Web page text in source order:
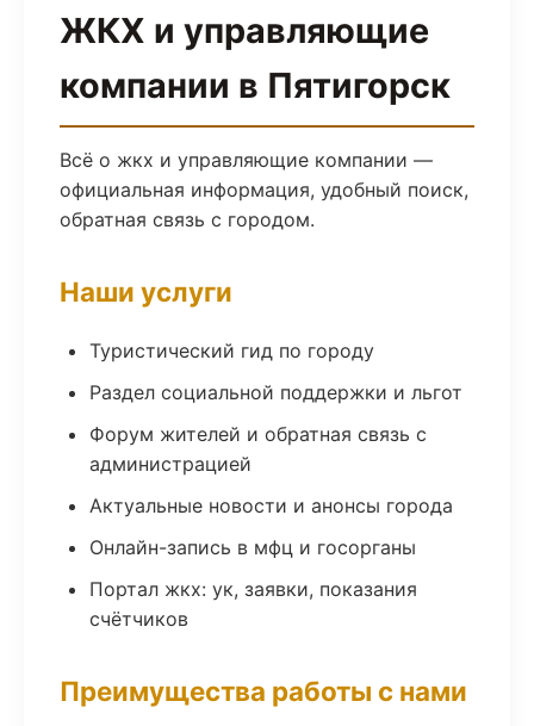
ЖКХ и управляющие
компании в Пятигорск
Всё о жкх и управляющие компании —
официальная информация, удобный поиск,
обратная связь с городом.
Наши услуги
Туристический гид по городу
Раздел социальной поддержки и льгот
Форум жителей и обратная связь с
администрацией
Актуальные новости и анонсы города
Онлайн-запись в мфц и госорганы
Портал жкх: ук, заявки, показания
счётчиков
Преимущества работы с нами